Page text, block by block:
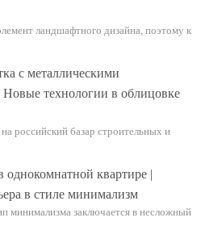
ландшафтного дизайна, поэтому к
с металлическими
технологии в облицовке
российский базар строительных и
квартире |
в стиле минимализм
минимализма заключается в несложный